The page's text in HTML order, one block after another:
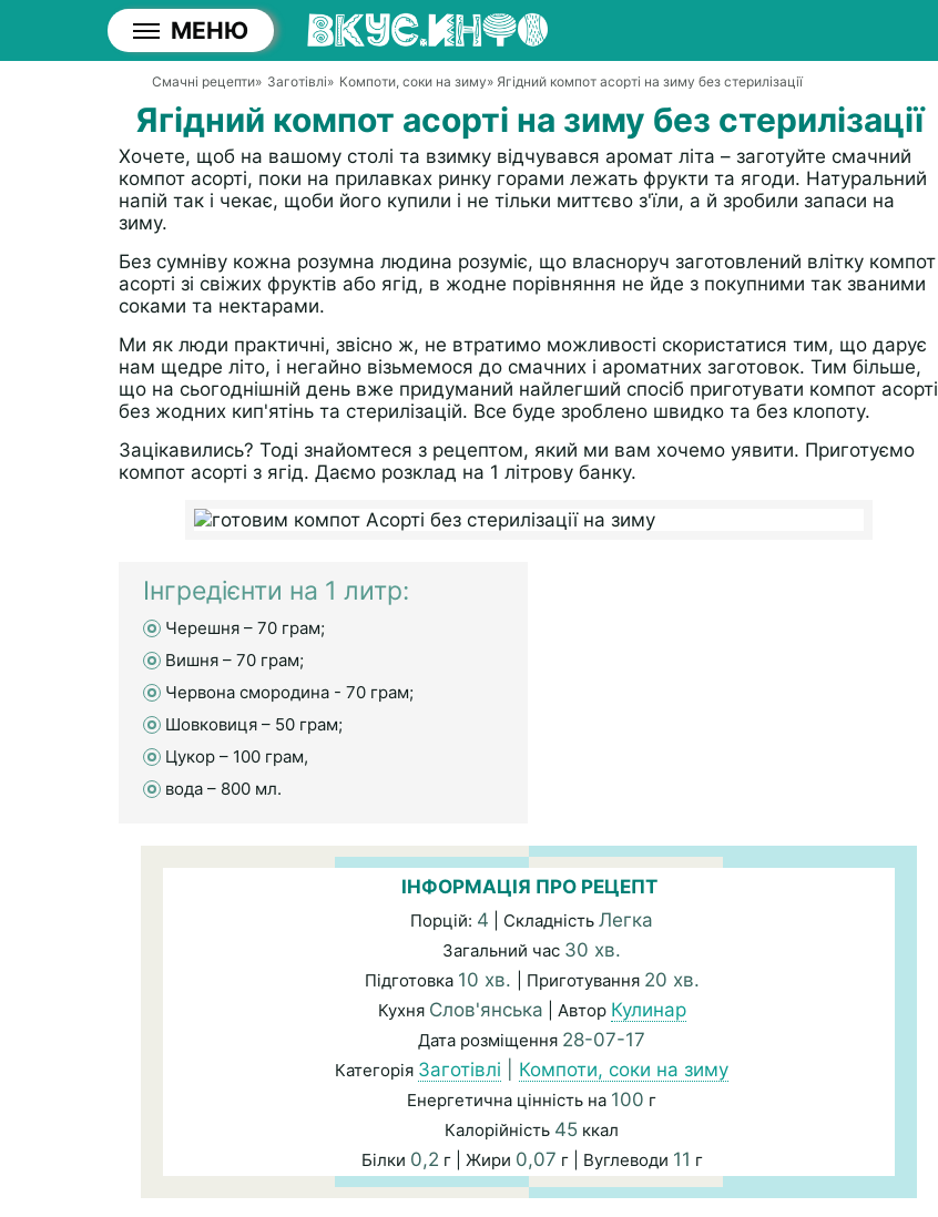
МЕНЮ
Смачні рецепти» Заготівлі» Компоти, соки на зиму» Ягідний компот асорті на зиму без стерилізації
Ягідний компот асорті на зиму без стерилізації
Хочете, щоб на вашому столі та взимку відчувався аромат літа – заготуйте смачний
компот асорті, поки на прилавках ринку горами лежать фрукти та ягоди. Натуральний
напій так і чекає, щоби його купили і не тільки миттєво з'їли, а й зробили запаси на
зиму.
Без сумніву кожна розумна людина розуміє, що власноруч заготовлений влітку компот
асорті зі свіжих фруктів або ягід, в жодне порівняння не йде з покупними так званими
соками та нектарами.
Ми як люди практичні, звісно ж, не втратимо можливості скористатися тим, що дарує
нам щедре літо, і негайно візьмемося до смачних і ароматних заготовок. Тим більше,
що на сьогоднішній день вже придуманий найлегший спосіб приготувати компот асорті
без жодних кип'ятінь та стерилізацій. Все буде зроблено швидко та без клопоту.
Зацікавились? Тоді знайомтеся з рецептом, який ми вам хочемо уявити. Приготуємо
компот асорті з ягід. Даємо розклад на 1 літрову банку.
Інгредієнти на 1 литр:
Черешня – 70 грам;
Вишня – 70 грам;
Червона смородина - 70 грам;
Шовковиця – 50 грам;
Цукор – 100 грам,
вода – 800 мл.
ІНФОРМАЦІЯ ПРО РЕЦЕПТ
Порцій: 4 | Складність Легка
Загальний час 30 хв.
Підготовка 10 хв. | Приготування 20 хв.
Кухня Слов'янська | Автор Кулинар
Дата розміщення 28-07-17
Категорія Заготівлі Компоти, соки на зиму
Енергетична цінність на 100 г
Калорійність 45 ккал
Білки 0,2 г | Жири 0,07 г | Вуглеводи 11 г